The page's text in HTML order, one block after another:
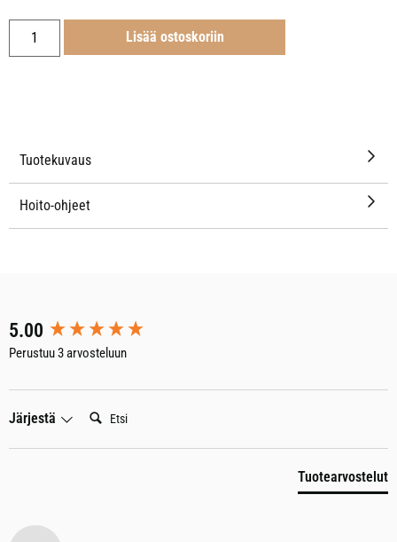
Lisää ostoskoriin
Tuotekuvaus
Hoito-ohjeet
5.00
Perustuu 3 arvosteluun
Järjestä
Tuotearvostelut
New content loaded